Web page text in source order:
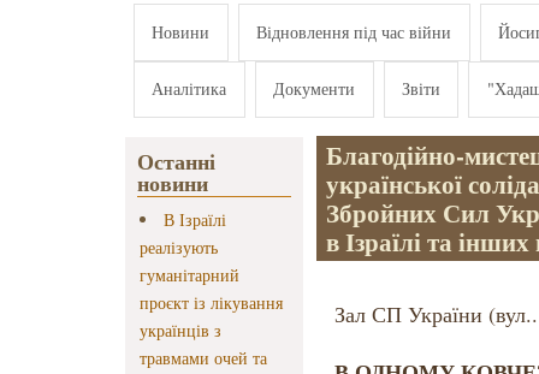
Новини Відновлення під час війни
Аналітика Документи Звіти
Останні
новини
В Ізраїлі
реалізують
гуманітарний
проєкт із лікування
українців з
травмами очей та
Благодійно-
української
Збройних Сил
в Ізраїлі та
Зал СП України